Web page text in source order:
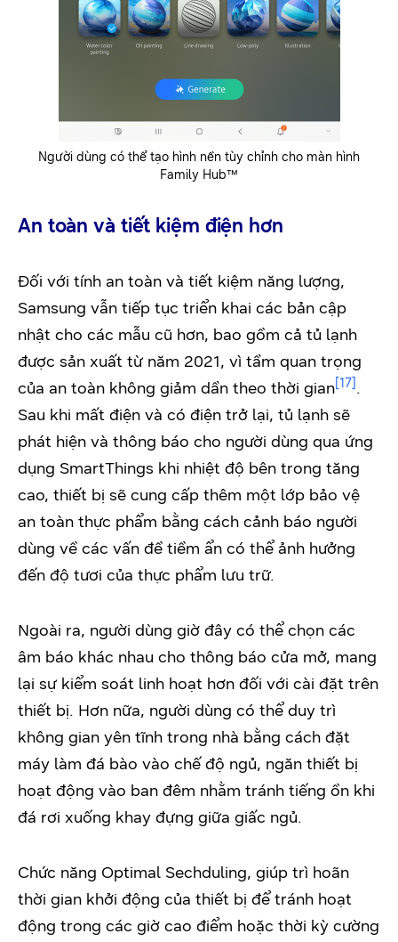
Người dùng có thể tạo hình nền tùy chỉnh cho màn hình
Family Hub™
An toàn và tiết kiệm điện hơn
Đối với tính an toàn và tiết kiệm năng lượng,
Samsung vẫn tiếp tục triển khai các bản cập
nhật cho các mẫu cũ hơn, bao gồm cả tủ lạnh
được sản xuất từ ​​năm 2021, vì tầm quan trọng
của an toàn không giảm dần theo thời gian[17] .
Sau khi mất điện và có điện trở lại, tủ lạnh sẽ
phát hiện và thông báo cho người dùng qua ứng
dụng SmartThings khi nhiệt độ bên trong tăng
cao, thiết bị sẽ cung cấp thêm một lớp bảo vệ
an toàn thực phẩm bằng cách cảnh báo người
dùng về các vấn đề tiềm ẩn có thể ảnh hưởng
đến độ tươi của thực phẩm lưu trữ.
Ngoài ra, người dùng giờ đây có thể chọn các
âm báo khác nhau cho thông báo cửa mở, mang
lại sự kiểm soát linh hoạt hơn đối với cài đặt trên
thiết bị. Hơn nữa, người dùng có thể duy trì
không gian yên tĩnh trong nhà bằng cách đặt
máy làm đá bào vào chế độ ngủ, ngăn thiết bị
hoạt động vào ban đêm nhằm tránh tiếng ồn khi
đá rơi xuống khay đựng giữa giấc ngủ.
Chức năng Optimal Sechduling, giúp trì hoãn
thời gian khởi động của thiết bị để tránh hoạt
động trong các giờ cao điểm hoặc thời kỳ cường